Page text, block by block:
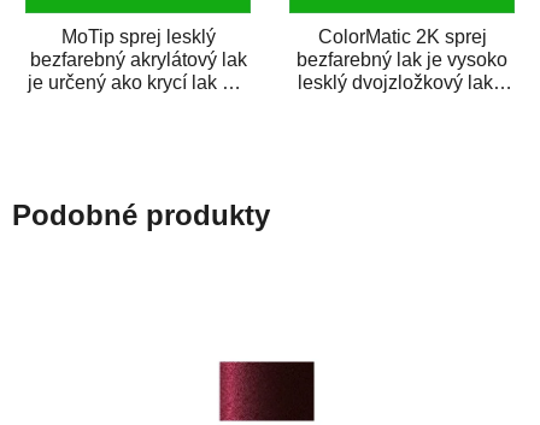
MoTip sprej lesklý
bezfarebný akrylátový lak
je určený ako krycí lak pre
ColorMatic 2K sprej
bezfarebný lak je vysoko
lesklý dvojzložkový lak s
Podobné produkty